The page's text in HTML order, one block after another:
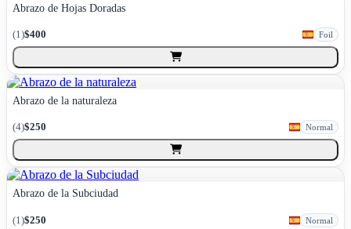
Abrazo de Hojas Doradas
(1)$400 Foil
Abrazo de la naturaleza
(4)$250 Normal
Abrazo de la Subciudad
(1)$250 Normal